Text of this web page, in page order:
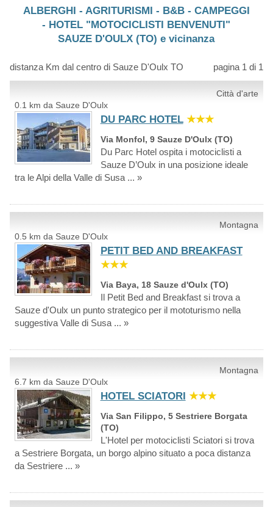
ALBERGHI - AGRITURISMI - B&B - CAMPEGGI
- HOTEL "MOTOCICLISTI BENVENUTI"
SAUZE D'OULX (TO) e vicinanza
distanza Km dal centro di Sauze D'Oulx TO pagina 1 di 1
Città d'arte
0.1 km da Sauze D'Oulx
DU PARC HOTEL ★★★
Via Monfol, 9 Sauze D'Oulx (TO)
Du Parc Hotel ospita i motociclisti a
Sauze D’Oulx in una posizione ideale
tra le Alpi della Valle di Susa ... »
Montagna
0.5 km da Sauze D'Oulx
PETIT BED AND BREAKFAST
★★★
Via Baya, 18 Sauze d'Oulx (TO)
Il Petit Bed and Breakfast si trova a
Sauze d'Oulx un punto strategico per il mototurismo nella
suggestiva Valle di Susa ... »
Montagna
6.7 km da Sauze D'Oulx
HOTEL SCIATORI ★★★
Via San Filippo, 5 Sestriere Borgata
(TO)
L'Hotel per motociclisti Sciatori si trova
a Sestriere Borgata, un borgo alpino situato a poca distanza
da Sestriere ... »